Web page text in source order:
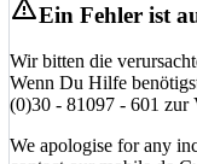
Ein Fehler ist
Wir bitten die
Wenn Du Hilfe
(0)30 - 81097 - 601 zur
We apologise for any